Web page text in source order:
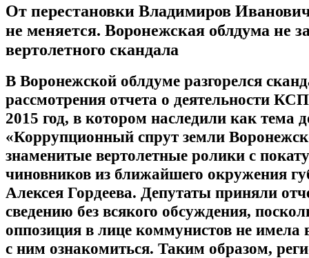
От перестановки Владимиров
не меняется. Воронежская облдума не
вертолетного скандала
В Воронежской облдуме разгорелся
рассмотрения отчета о деятельности
2015 год, в котором наследили как тема
«Коррупционный спрут земли
знаменитые вертолетные ролики с
чиновников из ближайшего окружения
Алексея Гордеева. Депутаты приняли
сведению без всякого обсуждения,
оппозиция в лице коммунистов не имела
с ним ознакомиться. Таким образом,